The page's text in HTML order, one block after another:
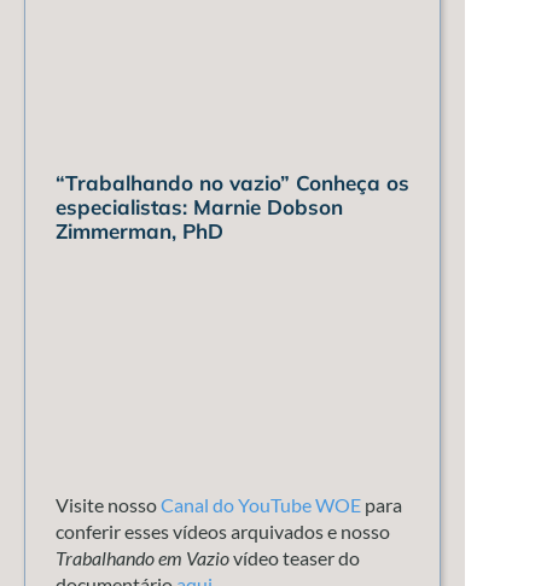
“Trabalhando no vazio” Conheça os
especialistas: Marnie Dobson
Zimmerman, PhD
Visite nossoCanal do YouTube WOE para
conferir esses vídeos arquivados e nosso
Trabalhando em Vaziovídeo teaser do